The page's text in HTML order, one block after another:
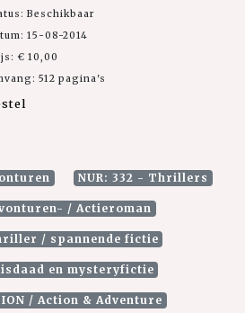
Beschikbaar
15-08-2014
€ 10,00
512 pagina's
NUR: 332 - Thrillers
/ Actieroman
/ spannende fictie
en mysteryfictie
/ Action & Adventure